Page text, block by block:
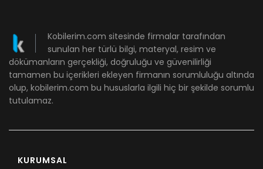
Kobilerim.com sitesinde firmalar tarafından
sunulan her türlü bilgi, materyal, resim ve
dökümanların gerçekliği, doğruluğu ve güvenilirliği
tamamen bu içerikleri ekleyen firmanın sorumluluğu altında
olup, kobilerim.com bu hususlarla ilgili hiç bir şekilde sorumlu
tutulamaz.
KURUMSAL